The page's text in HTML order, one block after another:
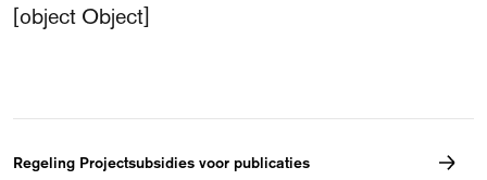
[object Object]
Regeling Projectsubsidies voor publicaties